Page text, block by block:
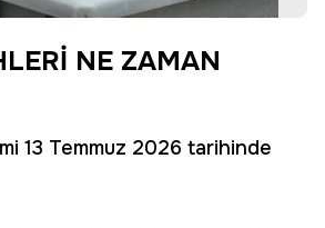
NE ZAMAN
13 Temmuz 2026 tarihinde